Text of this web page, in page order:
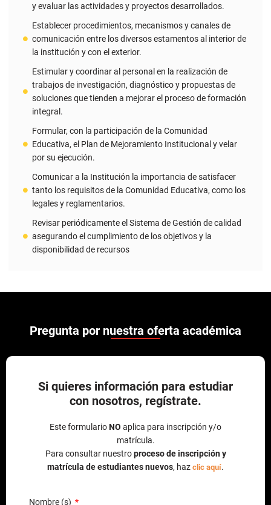
comunicación entre los diversos estamentos al interior de
la institución y con el exterior.
Estimular y coordinar al personal en la realización de
trabajos de investigación, diagnóstico y propuestas de
soluciones que tienden a mejorar el proceso de formación
integral.
Formular, con la participación de la Comunidad
Educativa, el Plan de Mejoramiento Institucional y velar
por su ejecución.
Comunicar a la Institución la importancia de satisfacer
tanto los requisitos de la Comunidad Educativa, como los
legales y reglamentarios.
Revisar periódicamente el Sistema de Gestión de calidad
asegurando el cumplimiento de los objetivos y la
disponibilidad de recursos
Si quieres información para estudiar
Este formulario NO aplica para inscripción y/o
matrícula.
Para consultar nuestroproceso de inscripción y
matrícula de estudiantes nuevos
Nombre (s)